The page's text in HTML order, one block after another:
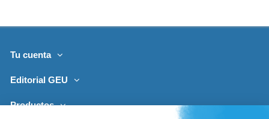
Tu cuenta
Editorial GEU
Productos